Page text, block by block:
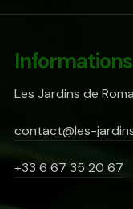
Informations
Les Jardins de
contact@les-
+33 6 67 35 20 67